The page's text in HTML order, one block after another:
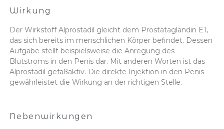
Wirkung
Der Wirkstoff Alprostadil gleicht dem Prostataglandin E1,
das sich bereits im menschlichen Körper befindet. Dessen
Aufgabe stellt beispielsweise die Anregung des
Blutstroms in den Penis dar. Mit anderen Worten ist das
Alprostadil gefäßaktiv. Die direkte Injektion in den Penis
gewährleistet die Wirkung an der richtigen Stelle.
Nebenwirkungen